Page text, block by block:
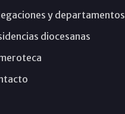
y departamentos
diocesanas